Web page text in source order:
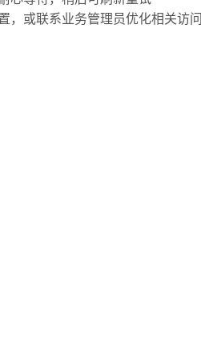
，或联系业务管理员优化相关访问